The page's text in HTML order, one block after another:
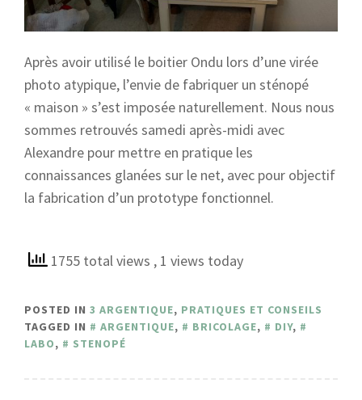
Après avoir utilisé le boitier Ondu lors d’une virée
photo atypique, l’envie de fabriquer un sténopé
« maison » s’est imposée naturellement. Nous nous
sommes retrouvés samedi après-midi avec
Alexandre pour mettre en pratique les
connaissances glanées sur le net, avec pour objectif
la fabrication d’un prototype fonctionnel.
1755 total views , 1 views today
POSTED IN 3 ARGENTIQUE, PRATIQUES ET CONSEILS
TAGGED IN
ARGENTIQUE, BRICOLAGE, DIY,
LABO, STENOPÉ